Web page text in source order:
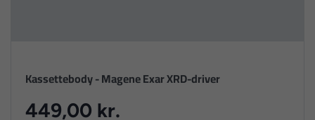
Kassettebody - Magene Exar XRD-driver
449,00 kr.